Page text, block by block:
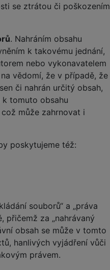
se ztrátou či poškozením
. Nahráním obsahu
k takovému jednání,
nebo vykonavatelem
vědomí, že v případě, že
či nahrán určitý obsah,
tomuto obsahu
může zahrnovat i
poskytujeme též:
souborů“ a „práva
přičemž za „nahrávaný
obsah se může v tomto
hanlivých vyjádření vůči
právem.